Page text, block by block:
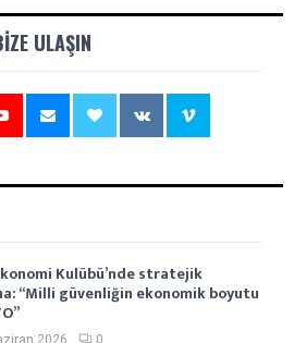
ULAŞIN
Kulübü’nde stratejik
“Milli güvenliğin ekonomik boyutu